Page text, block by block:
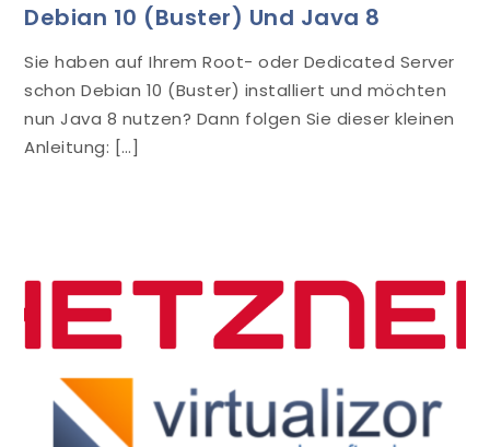
Debian 10 (Buster) Und Java 8
Sie haben auf Ihrem Root- oder Dedicated Server
schon Debian 10 (Buster) installiert und möchten
nun Java 8 nutzen? Dann folgen Sie dieser kleinen
Anleitung: […]